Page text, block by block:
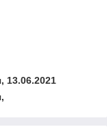
13.06.2021